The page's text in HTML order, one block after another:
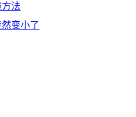
法
变小了